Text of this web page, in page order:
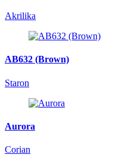
Akrilika
AB632 (Brown)
Staron
Aurora
Corian